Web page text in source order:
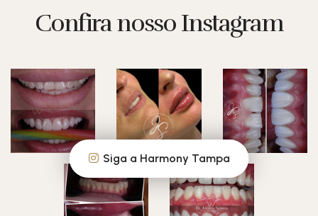
Confira nosso Instagram
Siga a Harmony Tampa